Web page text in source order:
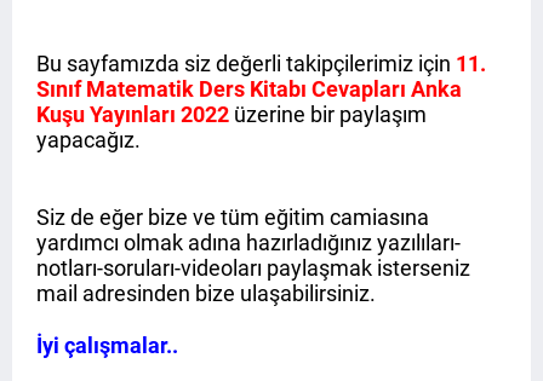
Bu sayfamızda siz değerli takipçilerimiz için 11.
Sınıf Matematik Ders Kitabı Cevapları Anka
Kuşu Yayınları 2022 üzerine bir paylaşım
yapacağız.
Siz de eğer bize ve tüm eğitim camiasına
yardımcı olmak adına hazırladığınız yazılıları-
notları-soruları-videoları paylaşmak isterseniz
mail adresinden bize ulaşabilirsiniz.
İyi çalışmalar..